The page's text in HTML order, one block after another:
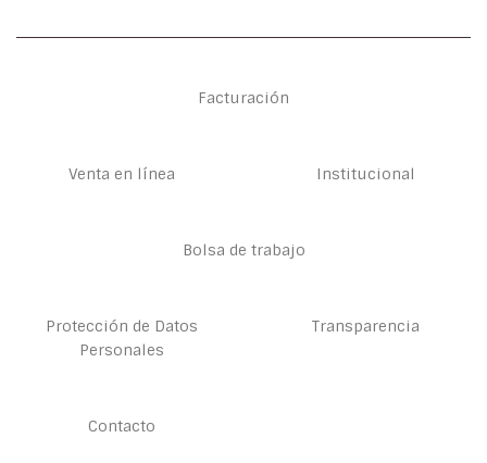
Facturación
Venta en línea Institucional
Bolsa de trabajo
Protección de Datos
Personales
Transparencia
Contacto